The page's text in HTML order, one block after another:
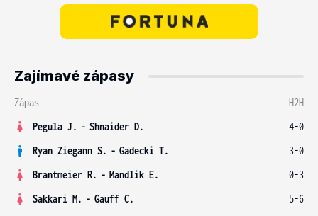
Zajímavé zápasy
Zápas
H2H
Pegula J. - Shnaider D.
4-0
Ryan Ziegann S. - Gadecki T.
3-0
Brantmeier R. - Mandlik E.
0-3
Sakkari M. - Gauff C.
5-6